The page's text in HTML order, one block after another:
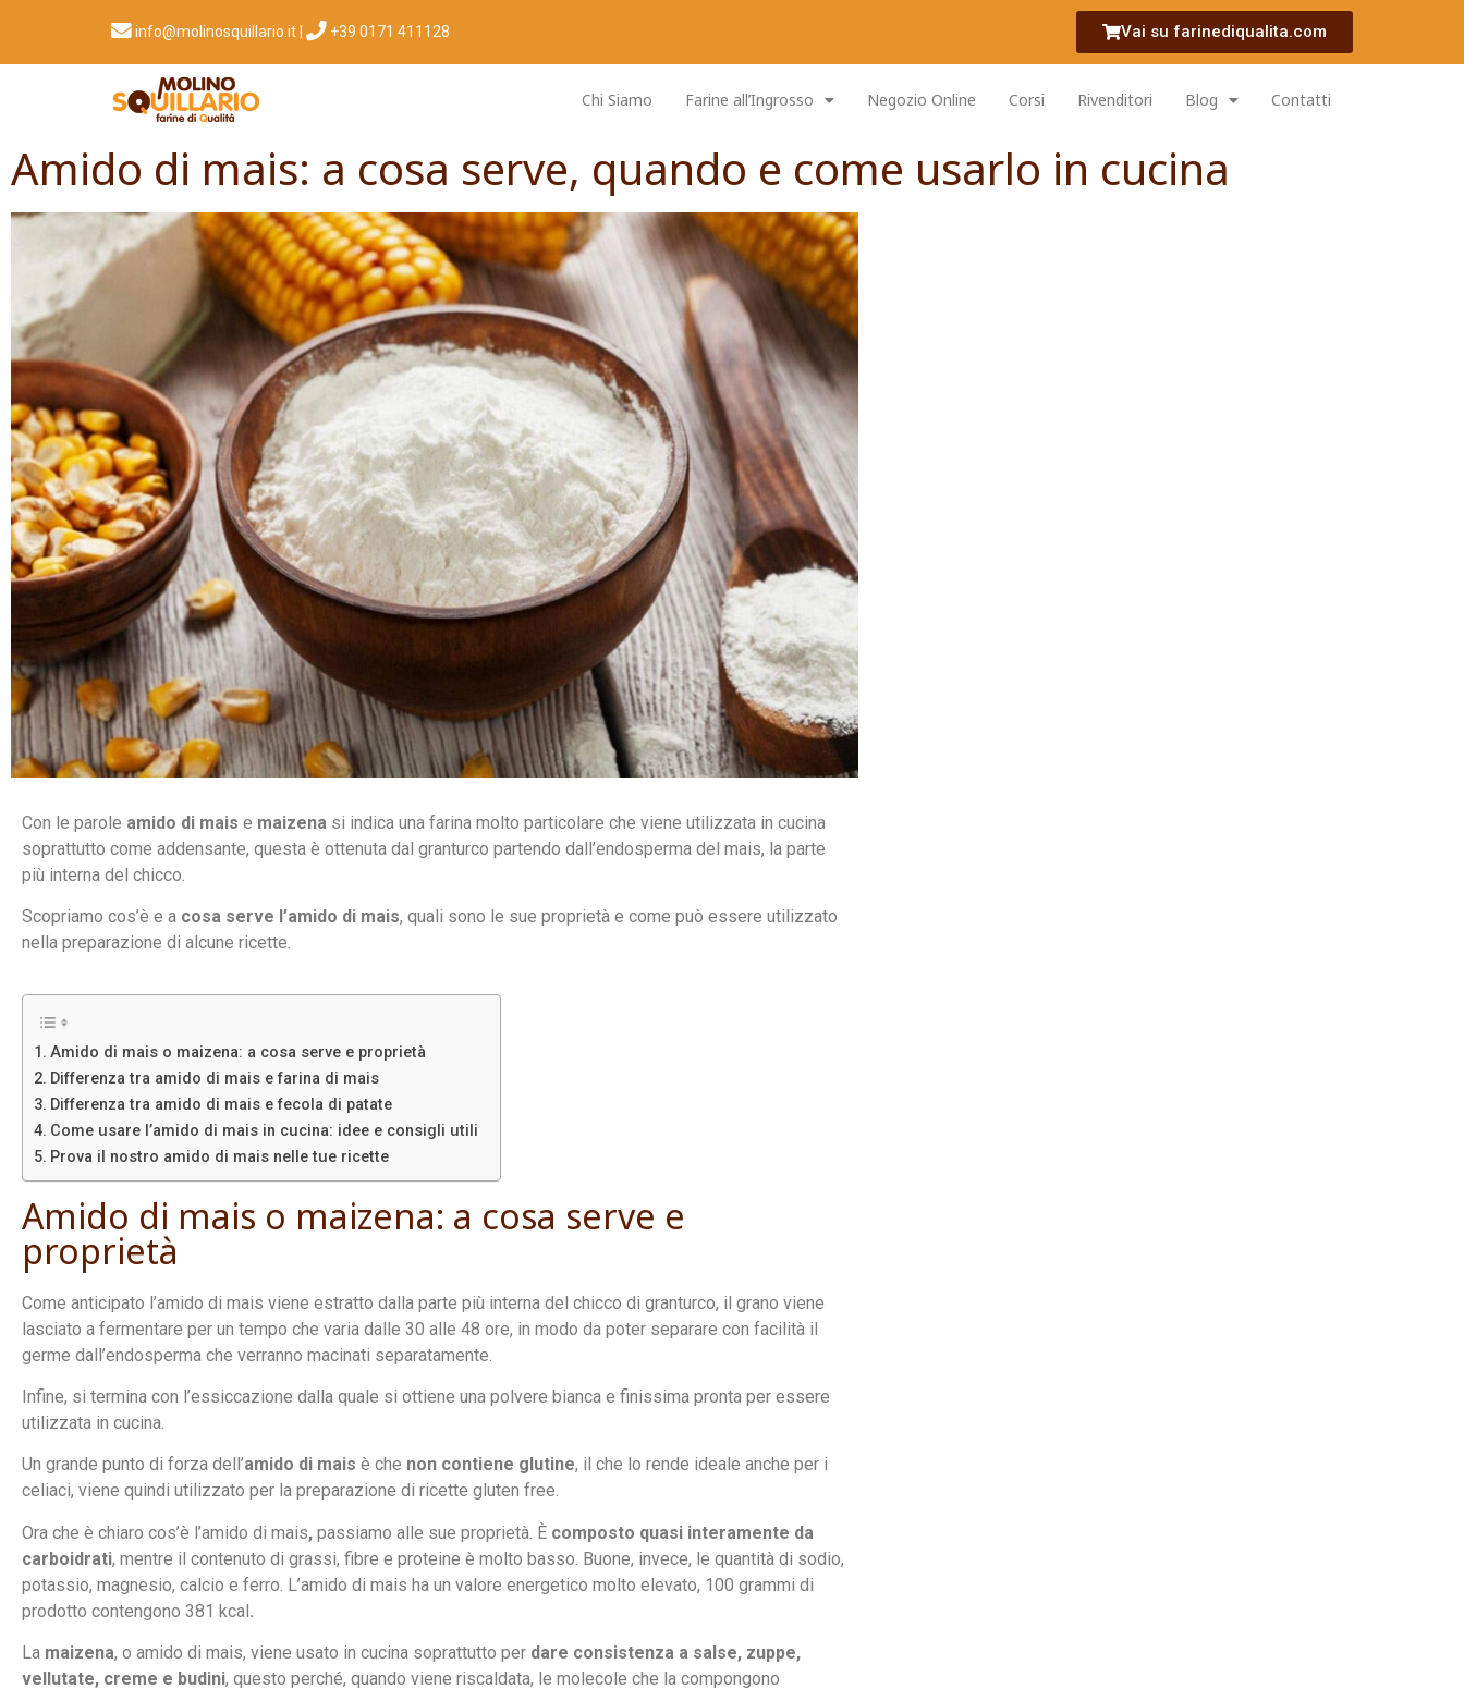
info@molinosquillario.it +39 0171 411128​ Vai su farinediqualita.com
Chi Siamo Farine all’Ingrosso Negozio Online Corsi Rivenditori Blog Contatti
Amido di mais: a cosa serve, quando e come usarlo in cucina
Con le parole amido di mais e maizena si indica una farina molto particolare che viene utilizzata in cucina
soprattutto come addensante, questa è ottenuta dal granturco partendo dall’endosperma del mais, la parte
più interna del chicco.
Scopriamo cos’è e a cosa serve l’amido di mais, quali sono le sue proprietà e come può essere utilizzato
nella preparazione di alcune ricette.
Amido di mais o maizena: a cosa serve e proprietà
Differenza tra amido di mais e farina di mais
Differenza tra amido di mais e fecola di patate
Come usare l’amido di mais in cucina: idee e consigli utili
Prova il nostro amido di mais nelle tue ricette
Amido di mais o maizena: a cosa serve e
proprietà
Come anticipato l’amido di mais viene estratto dalla parte più interna del chicco di granturco, il grano viene
lasciato a fermentare per un tempo che varia dalle 30 alle 48 ore, in modo da poter separare con facilità il
germe dall’endosperma che verranno macinati separatamente.
Infine, si termina con l’essiccazione dalla quale si ottiene una polvere bianca e finissima pronta per essere
utilizzata in cucina.
Un grande punto di forza dell’amido di mais è che non contiene glutine, il che lo rende ideale anche per i
celiaci, viene quindi utilizzato per la preparazione di ricette gluten free.
Ora che è chiaro cos’è l’amido di mais, passiamo alle sue proprietà. È composto quasi interamente da
carboidrati, mentre il contenuto di grassi, fibre e proteine è molto basso. Buone, invece, le quantità di sodio,
potassio, magnesio, calcio e ferro. L’amido di mais ha un valore energetico molto elevato, 100 grammi di
prodotto contengono 381 kcal.
La maizena, o amido di mais, viene usato in cucina soprattutto per dare consistenza a salse, zuppe,
vellutate, creme e budini, questo perché, quando viene riscaldata, le molecole che la compongono